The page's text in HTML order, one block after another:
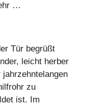
…
Tür begrüßt
leicht herber
zu
ist. Im